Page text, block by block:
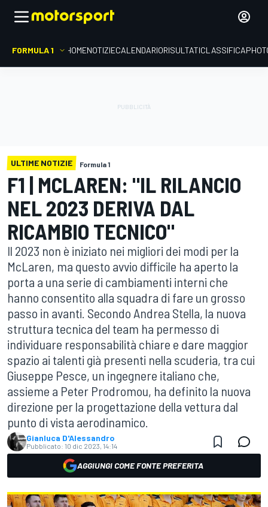
FORMULA 1 HOMENOTIZIECALENDARIORISULTATICLASSIFICA
ULTIME NOTIZIE Formula 1
F1 | MCLAREN: "IL RILANCIO
NEL 2023 DERIVA DAL
RICAMBIO TECNICO"
Il 2023 non è iniziato nei migliori dei modi per la
McLaren, ma questo avvio difficile ha aperto la
porta a una serie di cambiamenti interni che
hanno consentito alla squadra di fare un grosso
passo in avanti. Secondo Andrea Stella, la nuova
struttura tecnica del team ha permesso di
individuare responsabilità chiare e dare maggior
spazio ai talenti già presenti nella scuderia, tra cui
Giuseppe Pesce, un ingegnere italiano che,
assieme a Peter Prodromou, ha definito la nuova
direzione per la progettazione della vettura dal
punto di vista aerodinamico.
Gianluca D'Alessandro
Pubblicato: 10 dic 2023, 14:14
AGGIUNGI COME FONTE PREFERITA